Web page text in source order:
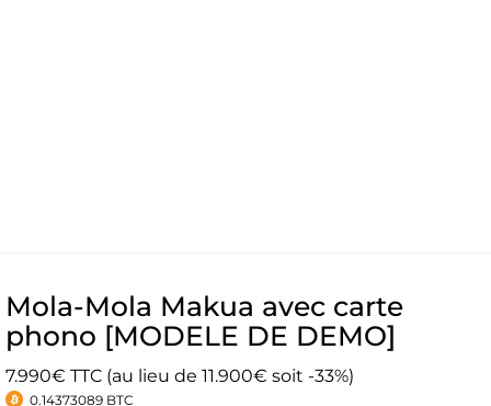
Mola-Mola Makua avec carte
phono [MODELE DE DEMO]
7.990€ TTC (au lieu de 11.900€ soit -33%)
0.14373089 BTC